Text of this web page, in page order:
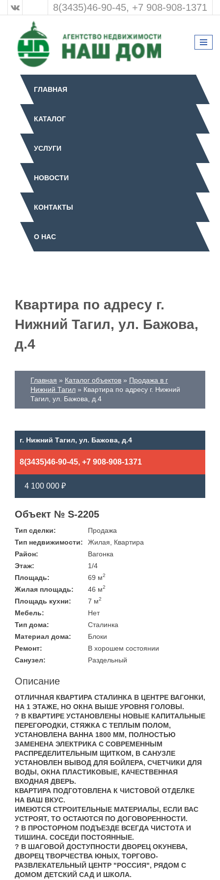
8(3435)46-90-45, +7 908-908-1371
ГЛАВНАЯ
КАТАЛОГ
УСЛУГИ
НОВОСТИ
КОНТАКТЫ
О НАС
Квартира по адресу г.
Нижний Тагил, ул. Бажова,
д.4
Главная Каталог объектов
Продажа в г
Нижний Тагил
Квартира по адресу г. Нижний
Тагил, ул. Бажова, д.4
г. Нижний Тагил, ул. Бажова, д.4
8(3435)46-90-45, +7 908-908-1371
4 100 000 ₽
Объект № S-2205
Тип сделки:
Продажа
Тип недвижимости:
Жилая, Квартира
Район:
Вагонка
Этаж:
1/4
Площадь:
69 м2
Жилая площадь: 46 м2
Площадь кухни: 7 м2
Мебель:
Нет
Тип дома:
Сталинка
Материал дома:
Блоки
Ремонт:
В хорошем состоянии
Санузел:
Раздельный
Описание
ОТЛИЧНАЯ КВАРТИРА СТАЛИНКА В ЦЕНТРЕ ВАГОНКИ,
НА 1 ЭТАЖЕ, НО ОКНА ВЫШЕ УРОВНЯ ГОЛОВЫ.
? В КВАРТИРЕ УСТАНОВЛЕНЫ НОВЫЕ КАПИТАЛЬНЫЕ
ПЕРЕГОРОДКИ, СТЯЖКА С ТЕПЛЫМ ПОЛОМ,
УСТАНОВЛЕНА ВАННА 1800 ММ, ПОЛНОСТЬЮ
ЗАМЕНЕНА ЭЛЕКТРИКА С СОВРЕМЕННЫМ
РАСПРЕДЕЛИТЕЛЬНЫМ ЩИТКОМ, В САНУЗЛЕ
УСТАНОВЛЕН ВЫВОД ДЛЯ БОЙЛЕРА, СЧЕТЧИКИ ДЛЯ
ВОДЫ, ОКНА ПЛАСТИКОВЫЕ, КАЧЕСТВЕННАЯ
ВХОДНАЯ ДВЕРЬ.
КВАРТИРА ПОДГОТОВЛЕНА К ЧИСТОВОЙ ОТДЕЛКЕ
НА ВАШ ВКУС.
ИМЕЮТСЯ СТРОИТЕЛЬНЫЕ МАТЕРИАЛЫ, ЕСЛИ ВАС
УСТРОЯТ, ТО ОСТАЮТСЯ ПО ДОГОВОРЕННОСТИ.
? В ПРОСТОРНОМ ПОДЪЕЗДЕ ВСЕГДА ЧИСТОТА И
ТИШИНА. СОСЕДИ ПОСТОЯННЫЕ.
? В ШАГОВОЙ ДОСТУПНОСТИ ДВОРЕЦ ОКУНЕВА,
ДВОРЕЦ ТВОРЧЕСТВА ЮНЫХ, ТОРГОВО-
РАЗВЛЕКАТЕЛЬНЫЙ ЦЕНТР "РОССИЯ", РЯДОМ С
ДОМОМ ДЕТСКИЙ САД И ШКОЛА.